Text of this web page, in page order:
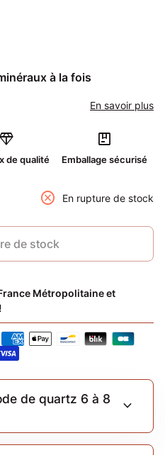
à la fois
En savoir plus
diamond
de qualité
package
Emballage sécurisé
pour
la quantité pour
cancel En rupture de stock
de stock
Métropolitaine et
de quartz 6 à 8
expand_more